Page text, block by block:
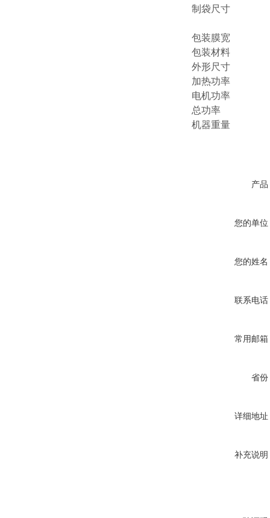
制袋尺寸
包装膜宽
包装材料
外形尺寸
加热功率
电机功率
总功率
机器重量
产品
您的单位
您的姓名
联系电话
常用邮箱
省份
详细地址
补充说明